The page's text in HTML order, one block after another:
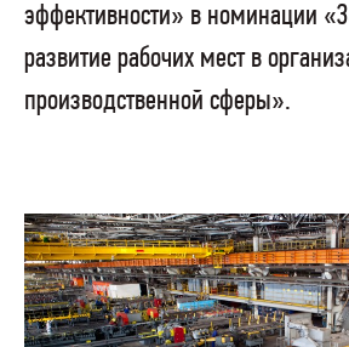
эффективности» в номинации
развитие рабочих мест в
производственной сферы».